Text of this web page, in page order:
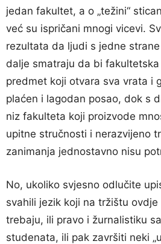
jedan fakultet, a o „težini“
već su ispričani mnogi vicevi.
rezultata da ljudi s jedne
dalje smatraju da bi
predmet koji otvara sva vrata i
plaćen i lagodan posao, dok s
niz fakulteta koji proizvode
upitne stručnosti i nerazvijeno
zanimanja jednostavno nisu
No, ukoliko svjesno odlučite
svahili jezik koji na tržištu
trebaju, ili pravo i žurnalistiku
studenata, ili pak završiti neki